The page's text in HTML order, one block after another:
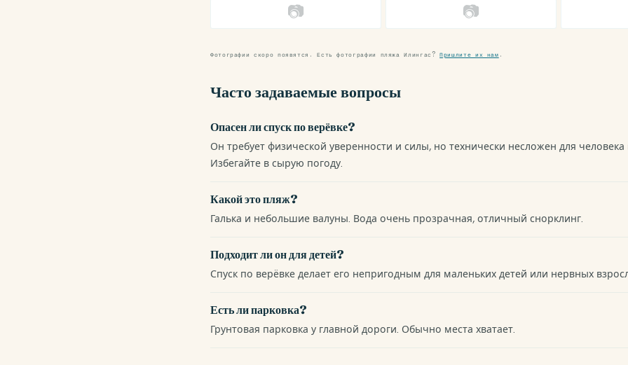
📷 📷
Фотографии скоро появятся. Есть фотографии пляжа Илингас?Пришлите их нам .
Часто задаваемые вопросы
Опасен ли спуск по верёвке?
Он требует физической уверенности и силы, но технически несложен для
Избегайте в сырую погоду.
Какой это пляж?
Галька и небольшие валуны. Вода очень прозрачная, отличный снорклинг.
Подходит ли он для детей?
Спуск по верёвке делает его непригодным для маленьких детей или нервных
Есть ли парковка?
Грунтовая парковка у главной дороги. Обычно места хватает.